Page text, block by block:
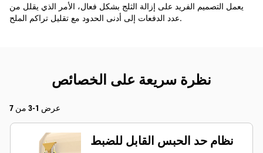
يعمل التصميم الفريد على إزالة الثلج بشكل فعال، الأمر الذي يقلل من
عدد الدفعات إلى أدنى الحدود مع تقليل تراكم الملح.
نظرة سريعة على الخصائص
عرض 1-3 من 7
نظام حد الحبس القابل للضبط